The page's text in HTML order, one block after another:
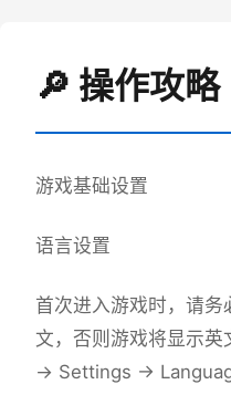
🔎 操作攻略
游戏基础设置
语言设置
首次进入游戏时，请务
文，否则游戏将显示英
→ Settings →